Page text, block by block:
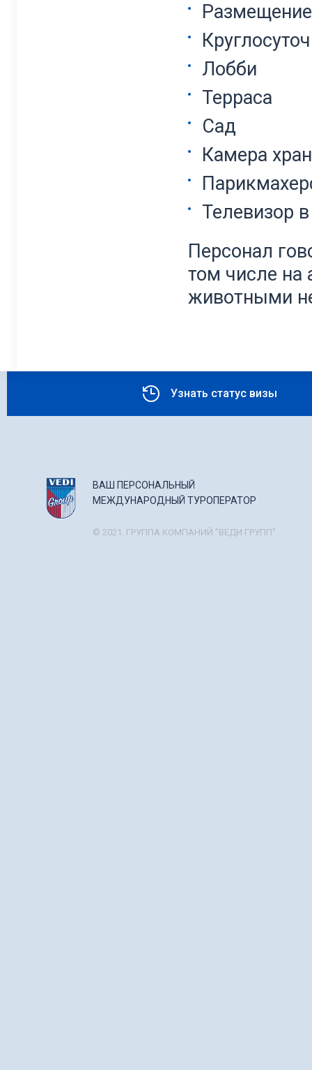
Лобби
Терраса
Сад
Камера
Телевизор
Персонал
том числе на
животными
Узнать статус визы
ВАШ ПЕРСОНАЛЬНЫЙ
МЕЖДУНАРОДНЫЙ ТУРОПЕРАТОР
© 2021. ГРУППА КОМПАНИЙ "ВЕДИ ГРУПП".